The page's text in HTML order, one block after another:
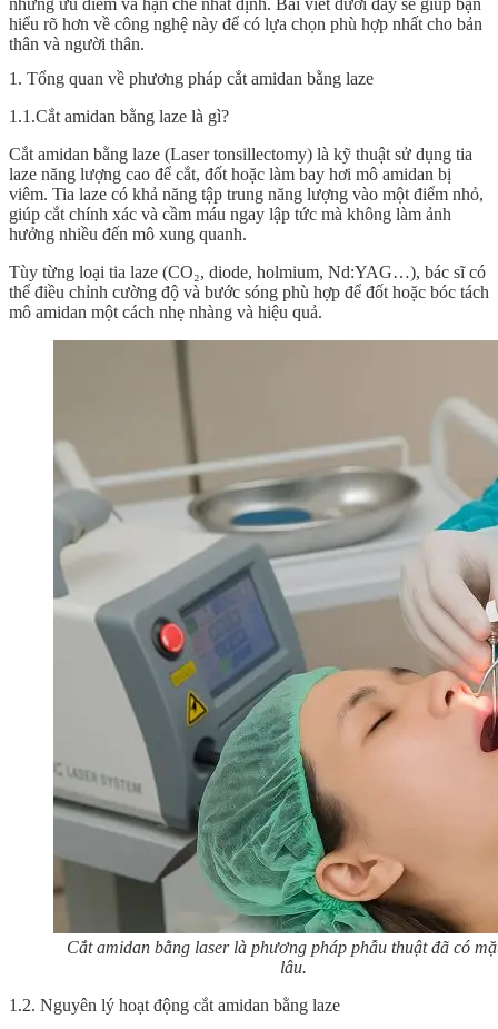
những ưu điểm và hạn chế nhất định. Bài viết dưới đây sẽ giúp bạn
hiểu rõ hơn về công nghệ này để có lựa chọn phù hợp nhất cho bản
thân và người thân.
1. Tổng quan về phương pháp cắt amidan bằng laze
1.1.Cắt amidan bằng laze là gì?
Cắt amidan bằng laze (Laser tonsillectomy) là kỹ thuật sử dụng tia
laze năng lượng cao để cắt, đốt hoặc làm bay hơi mô amidan bị
viêm. Tia laze có khả năng tập trung năng lượng vào một điểm nhỏ,
giúp cắt chính xác và cầm máu ngay lập tức mà không làm ảnh
hưởng nhiều đến mô xung quanh.
Tùy từng loại tia laze (CO₂, diode, holmium, Nd:YAG…), bác sĩ có
thể điều chỉnh cường độ và bước sóng phù hợp để đốt hoặc bóc tách
mô amidan một cách nhẹ nhàng và hiệu quả.
Cắt amidan bằng laser là phương pháp phẫu thuật đã có
lâu.
1.2. Nguyên lý hoạt động cắt amidan bằng laze